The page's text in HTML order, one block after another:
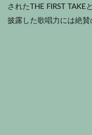
されたTHE FIRST
披露した歌唱力には絶賛